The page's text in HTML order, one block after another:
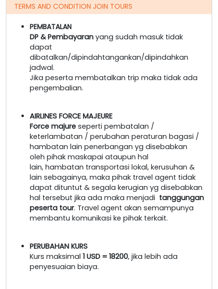
TERMS AND CONDITION JOIN TOURS
PEMBATALAN
DP & Pembayaran yang sudah masuk tidak
dapat
dibatalkan/dipindahtangankan/dipindahkan
jadwal.
Jika peserta membatalkan trip maka tidak ada
pengembalian.
AIRLINES FORCE MAJEURE
Force majure seperti pembatalan /
keterlambatan / perubahan peraturan bagasi /
hambatan lain penerbangan yg disebabkan
oleh pihak maskapai ataupun hal
lain, hambatan transportasi lokal, kerusuhan &
lain sebagainya, maka pihak travel agent tidak
dapat dituntut & segala kerugian yg disebabkan
hal tersebut jika ada maka menjadi tanggungan
peserta tour. Travel agent akan semampunya
membantu komunikasi ke pihak terkait.
PERUBAHAN KURS
Kurs maksimal 1 USD = 18200, jika lebih ada
penyesuaian biaya.